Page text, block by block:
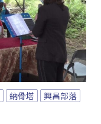
納骨塔
興昌部落